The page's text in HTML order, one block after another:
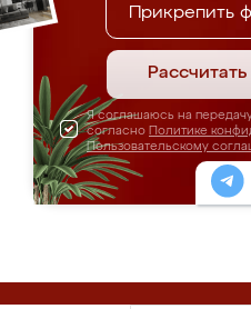
Прикрепить
Я соглашаюсь на
согласно Политике
Пользовательскому